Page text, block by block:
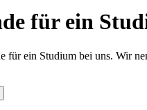
für ein
für ein Studium bei uns. Wir